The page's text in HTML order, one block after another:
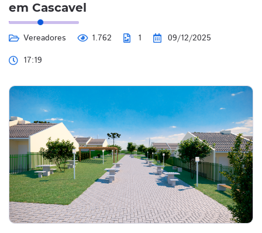
em Cascavel
Vereadores 1.762 1
09/12/2025
17:19